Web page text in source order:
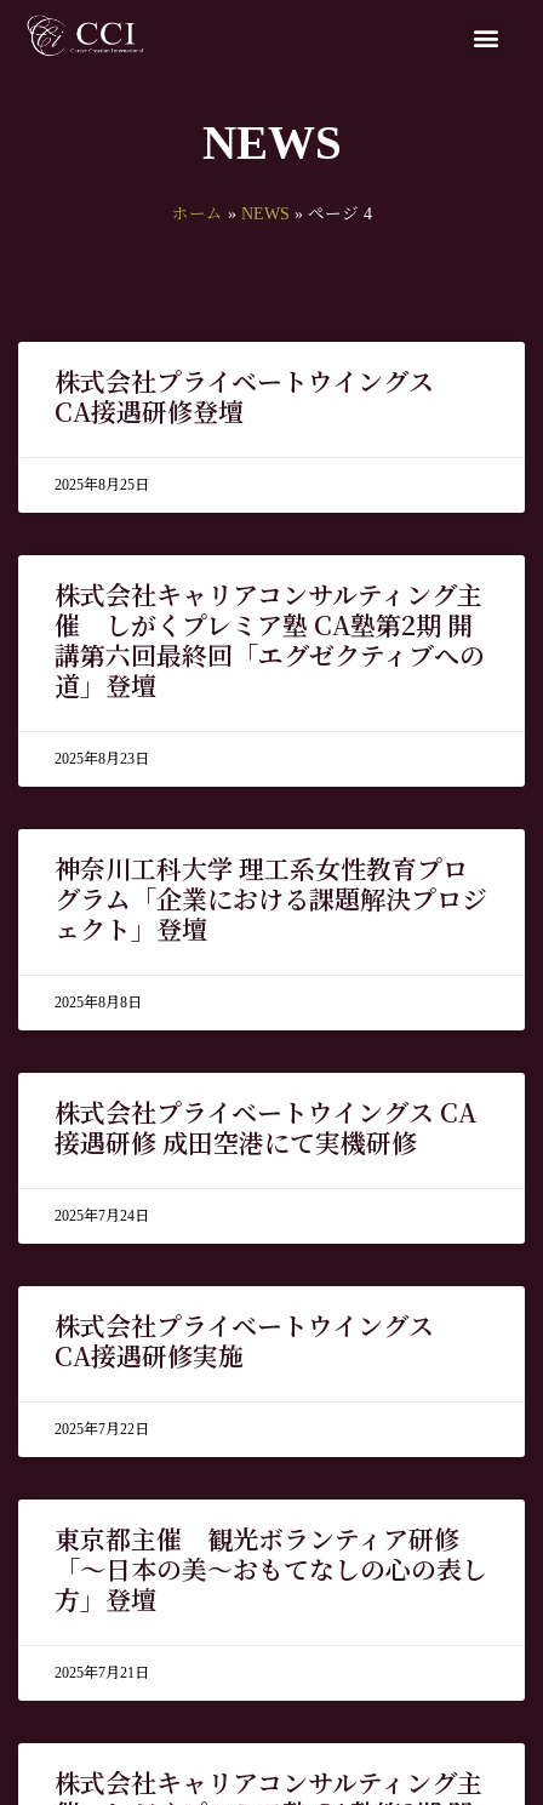
NEWS
ホーム » NEWS » ページ 4
株式会社プライベートウイングス
CA接遇研修登壇
2025年8月25日
株式会社キャリアコンサルティング主
催 しがくプレミア塾 CA塾第2期 開
講第六回最終回「エグゼクティブへの
道」登壇
2025年8月23日
神奈川工科大学 理工系女性教育プロ
グラム「企業における課題解決プロジ
ェクト」登壇
2025年8月8日
株式会社プライベートウイングス CA
接遇研修 成田空港にて実機研修
2025年7月24日
株式会社プライベートウイングス
CA接遇研修実施
2025年7月22日
東京都主催 観光ボランティア研修
「～日本の美～おもてなしの心の表し
方」登壇
2025年7月21日
株式会社キャリアコンサルティング主